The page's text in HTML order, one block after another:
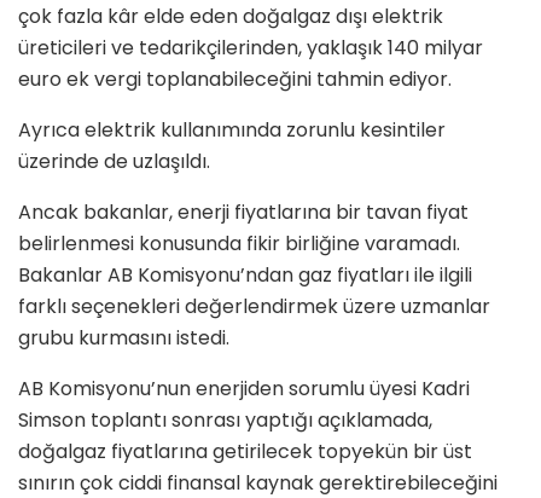
çok fazla kâr elde eden doğalgaz dışı elektrik
üreticileri ve tedarikçilerinden, yaklaşık 140 milyar
euro ek vergi toplanabileceğini tahmin ediyor.
Ayrıca elektrik kullanımında zorunlu kesintiler
üzerinde de uzlaşıldı.
Ancak bakanlar, enerji fiyatlarına bir tavan fiyat
belirlenmesi konusunda fikir birliğine varamadı.
Bakanlar AB Komisyonu’ndan gaz fiyatları ile ilgili
farklı seçenekleri değerlendirmek üzere uzmanlar
grubu kurmasını istedi.
AB Komisyonu’nun enerjiden sorumlu üyesi Kadri
Simson toplantı sonrası yaptığı açıklamada,
doğalgaz fiyatlarına getirilecek topyekün bir üst
sınırın çok ciddi finansal kaynak gerektirebileceğini